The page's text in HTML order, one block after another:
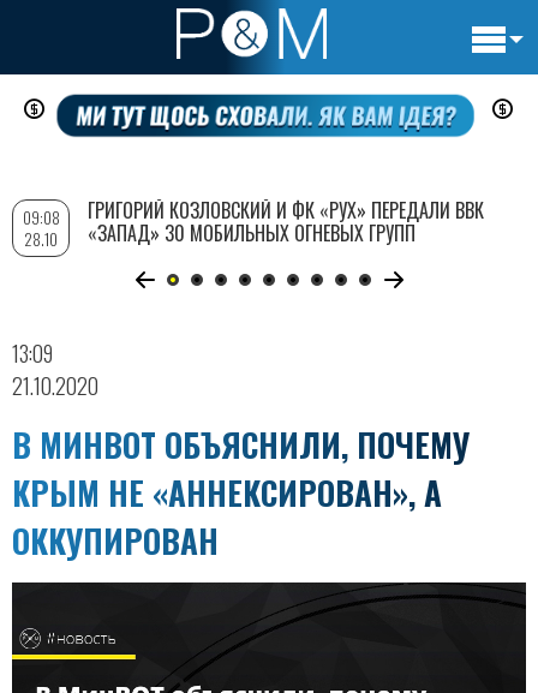
Перейти
содержанию
13:09
21.10.2020
В МИНВОТ ОБЪЯСНИЛИ, ПОЧЕМУ
КРЫМ НЕ «АННЕКСИРОВАН», А
ОККУПИРОВАН
09:08
28.10
ГРИГОРИЙ КОЗЛОВСКИЙ И ФК «РУХ» ПЕРЕДАЛИ ВВК
«ЗАПАД» 30 МОБИЛЬНЫХ ОГНЕВЫХ ГРУПП